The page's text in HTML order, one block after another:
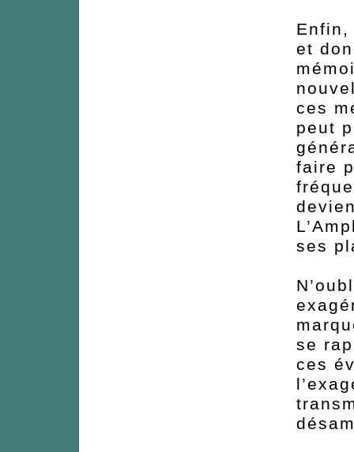
Enfin,
et
ces
peut
faire
ses
se
ces